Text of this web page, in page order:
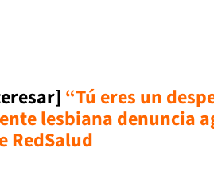
“Tú eres un
lesbiana denuncia
RedSalud